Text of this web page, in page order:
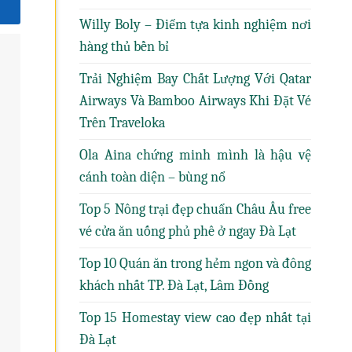
Willy Boly – Điểm tựa kinh nghiệm nơi
hàng thủ bền bỉ
Trải Nghiệm Bay Chất Lượng Với Qatar
Airways Và Bamboo Airways Khi Đặt Vé
Trên Traveloka
Ola Aina chứng minh mình là hậu vệ
cánh toàn diện – bùng nổ
Top 5 Nông trại đẹp chuẩn Châu Âu free
vé cửa ăn uống phủ phê ở ngay Đà Lạt
Top 10 Quán ăn trong hẻm ngon và đông
khách nhất TP. Đà Lạt, Lâm Đồng
Top 15 Homestay view cao đẹp nhất tại
Đà Lạt